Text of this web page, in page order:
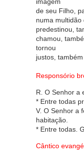
de seu Filho,
numa multidão
predestinou,
chamou,
tornou
justos, também
Responsório
R. O Senhor a
* Entre todas
V. O Senhor a
habitação.
* Entre todas.
Cântico